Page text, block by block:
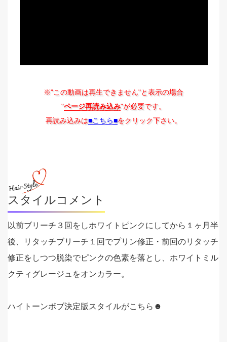
※"この動画は再生できません"と表示の場合
"ページ再読み込み"が必要です。
再読み込みは■こちら■をクリック下さい。
スタイルコメント
以前ブリーチ３回をしホワイトピンクにしてから１ヶ月半
後、リタッチブリーチ１回でプリン修正・前回のリタッチ
修正をしつつ脱染でピンクの色素を落とし、ホワイトミル
クティグレージュをオンカラー。
ハイトーンボブ決定版スタイルがこちら☻